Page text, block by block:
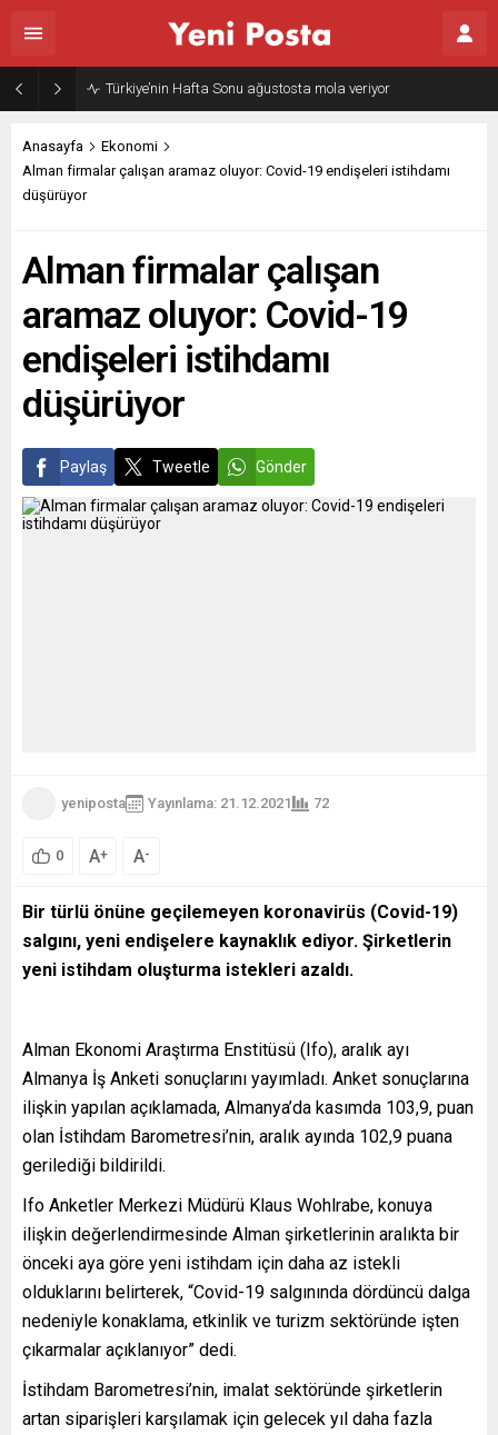
Türkiye’nin Hafta Sonu ağustosta mola veriyor
Anasayfa
Ekonomi
Alman firmalar çalışan aramaz oluyor: Covid-19 endişeleri istihdamı
düşürüyor
Alman firmalar çalışan
aramaz oluyor: Covid-19
endişeleri istihdamı
düşürüyor
Paylaş Tweetle Gönder
yeniposta Yayınlama: 21.12.2021 72
0 A+ A-
Bir türlü önüne geçilemeyen koronavirüs (Covid-19)
salgını, yeni endişelere kaynaklık ediyor. Şirketlerin
yeni istihdam oluşturma istekleri azaldı.
Alman Ekonomi Araştırma Enstitüsü (Ifo), aralık ayı
Almanya İş Anketi sonuçlarını yayımladı. Anket sonuçlarına
ilişkin yapılan açıklamada, Almanya’da kasımda 103,9, puan
olan İstihdam Barometresi’nin, aralık ayında 102,9 puana
gerilediği bildirildi.
Ifo Anketler Merkezi Müdürü Klaus Wohlrabe, konuya
ilişkin değerlendirmesinde Alman şirketlerinin aralıkta bir
önceki aya göre yeni istihdam için daha az istekli
olduklarını belirterek, “Covid-19 salgınında dördüncü dalga
nedeniyle konaklama, etkinlik ve turizm sektöründe işten
çıkarmalar açıklanıyor” dedi.
İstihdam Barometresi’nin, imalat sektöründe şirketlerin
artan siparişleri karşılamak için gelecek yıl daha fazla